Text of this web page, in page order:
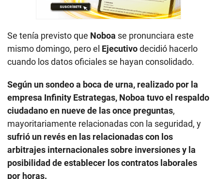
Se tenía previsto que Noboa se pronunciara este
mismo domingo, pero el Ejecutivodecidió hacerlo
cuando los datos oficiales se hayan consolidado.
Según un sondeo a boca de urna, realizado por la
empresa Infinity Estrategas, Noboa tuvo el respaldo
ciudadano en nueve de las once preguntas,
mayoritariamente relacionadas con la seguridad, y
sufrió un revés en las relacionadas con los
arbitrajes internacionales sobre inversiones y la
posibilidad de establecer los contratos laborales
por horas.